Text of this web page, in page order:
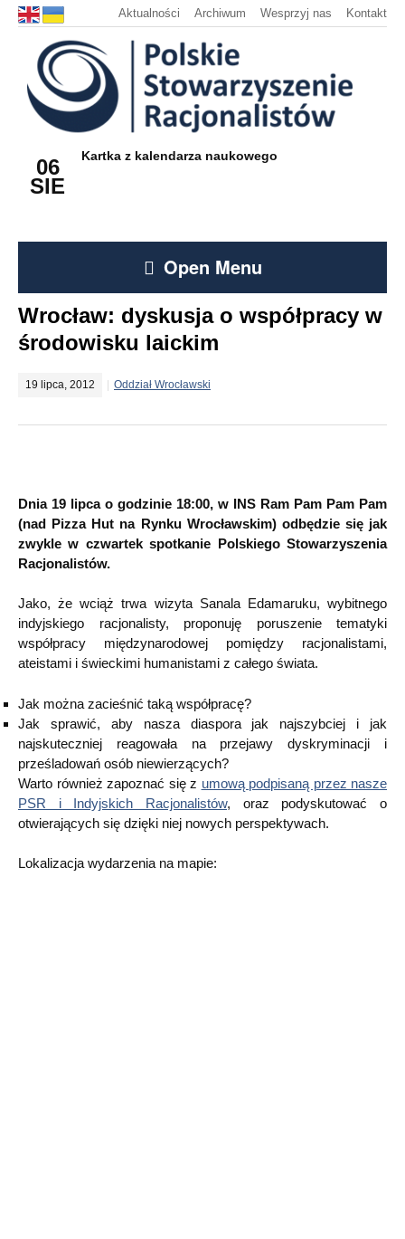
Aktualności Archiwum Wesprzyj nas Kontakt
06
SIE
Kartka z kalendarza naukowego
Open Menu
Wrocław: dyskusja o współpracy w
środowisku laickim
19 lipca, 2012 Oddział Wrocławski
Dnia 19 lipca o godzinie 18:00, w INS Ram Pam Pam Pam
(nad Pizza Hut na Rynku Wrocławskim) odbędzie się jak
zwykle w czwartek spotkanie Polskiego Stowarzyszenia
Racjonalistów.
Jako, że wciąż trwa wizyta Sanala Edamaruku, wybitnego
indyjskiego racjonalisty, proponuję poruszenie tematyki
współpracy międzynarodowej pomiędzy racjonalistami,
ateistami i świeckimi humanistami z całego świata.
Jak można zacieśnić taką współpracę?
Jak sprawić, aby nasza diaspora jak najszybciej i jak
najskuteczniej reagowała na przejawy dyskryminacji i
prześladowań osób niewierzących?
Warto również zapoznać się z umową podpisaną przez nasze
PSR i Indyjskich Racjonalistów, oraz podyskutować o
otwierających się dzięki niej nowych perspektywach.
Lokalizacja wydarzenia na mapie: